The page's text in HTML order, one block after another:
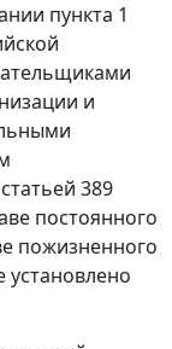
пункта 1
и
389
постоянного
пожизненного
установлено